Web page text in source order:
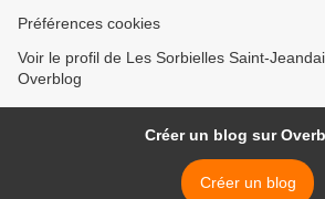
Préférences cookies
Voir le profil de Les Sorbielles Saint-
Overblog
Créer un blog sur
Créer un blog